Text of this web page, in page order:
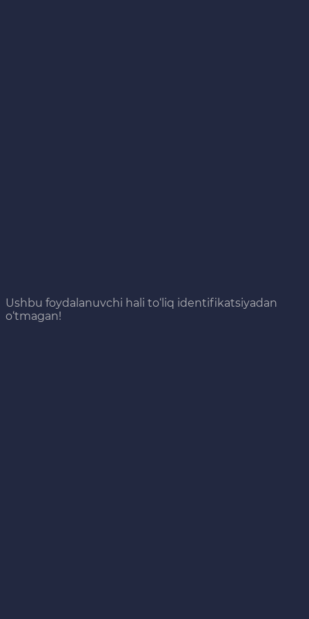
Ushbu foydalanuvchi hali to‘liq identifikatsiyadan
o‘tmagan!